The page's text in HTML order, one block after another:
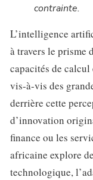
contrainte.
L’intelligence
à travers le prisme
capacités de
vis-à-vis des
derrière cette
d’innovation
finance ou les
africaine explore
technologique,